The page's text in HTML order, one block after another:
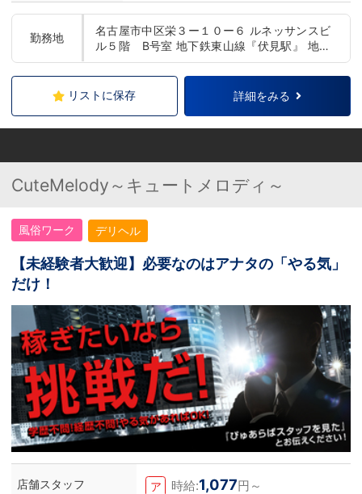
勤務地
名古屋市中区栄３ー１０ー６ ルネッサンスビ
ル５階 B号室 地下鉄東山線『伏見駅』 地下
鉄名城線・東山線『栄駅』 徒歩１０分
リストに保存 詳細をみる
CuteMelody～キュートメロディ～
風俗ワーク デリヘル
【未経験者大歓迎】必要なのはアナタの「やる気」
だけ！
店舗スタッフ ア 時給:1,077円～